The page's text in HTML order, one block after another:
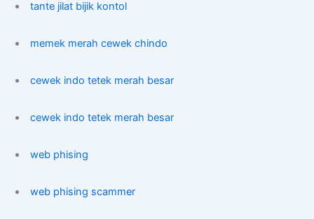
tante jilat bijik kontol
memek merah cewek chindo
cewek indo tetek merah besar
cewek indo tetek merah besar
web phising
web phising scammer